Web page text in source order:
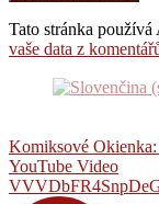
Tato stránka používá
vaše data z
Komiksové
YouTube Video